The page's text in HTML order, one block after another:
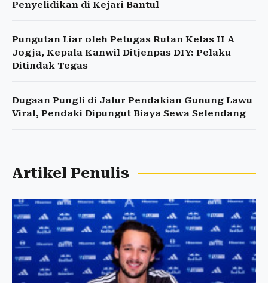
Penyelidikan di Kejari Bantul
Pungutan Liar oleh Petugas Rutan Kelas II A
Jogja, Kepala Kanwil Ditjenpas DIY: Pelaku
Ditindak Tegas
Dugaan Pungli di Jalur Pendakian Gunung Lawu
Viral, Pendaki Dipungut Biaya Sewa Selendang
Artikel Penulis